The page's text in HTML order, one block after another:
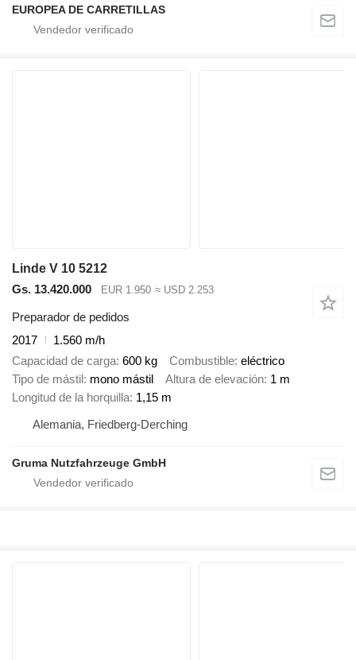
EUROPEA DE CARRETILLAS
Linde V 10 5212
Gs. 13.420.000
EUR 1.950 ≈ USD 2.253
Preparador de pedidos
2017
1.560 m/h
Capacidad de carga 600 kg Combustible eléctrico
Tipo de mástil mono mástil Altura de elevación 1 m
Longitud de la horquilla 1,15 m
Alemania, Friedberg-Derching
Gruma Nutzfahrzeuge GmbH